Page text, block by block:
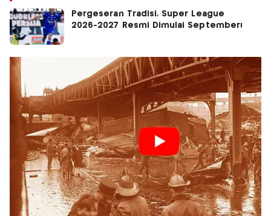
Pergeseran Tradisi, Super League
2026-2027 Resmi Dimulai September!